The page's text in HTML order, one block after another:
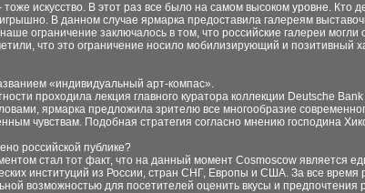
искусство. В этот раз все было на самом высоком уровне. Кто
В данном случае ярмарка предоставила галереям
ограничение заключалось в том, что российские галереи
что это ограничение носило мобилизирующий и
«индивидуальный арт-компас».
проходила лекция главного куратора коллекции Deutsche
ярмарка предложила зрителю все многообразие
чувствам. Подобная стратегия согласно мнению господина
российской публике?
стал тот факт, что на данный момент Cosmoscow является
институций из России, стран СНГ, Европы и США. За все
возможностью для посетителей оценить вкусы и